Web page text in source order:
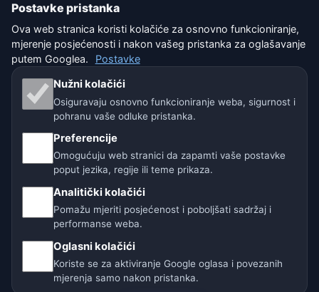
Uvjeti korištenja
Isključenje odgovornosti
Pomažemo životinjama
Sitemap
Naše vremenske stranice:
🇨🇿 Češka 🇭🇷 Hrvatska 🇧🇬 Bugarska
🇩🇪🇦🇹🇨🇭 Njemačka / Austrija / Švicarska
🌎 Latinska Amerika i Španjolska
Postavke pristanka
Ova web stranica koristi kolačiće za osnovno funkcioniranje,
mjerenje posjećenosti i nakon vašeg pristanka za oglašavanje
putem Googlea.
Postavke
Nužni kolačići
Osiguravaju osnovno funkcioniranje weba, sigurnost i
pohranu vaše odluke pristanka.
Preferencije
Omogućuju web stranici da zapamti vaše postavke
poput jezika, regije ili teme prikaza.
Analitički kolačići
Pomažu mjeriti posjećenost i poboljšati sadržaj i
performanse weba.
Oglasni kolačići
Koriste se za aktiviranje Google oglasa i povezanih
mjerenja samo nakon pristanka.